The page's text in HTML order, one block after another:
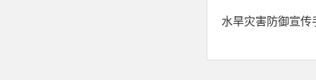
水旱灾害防御宣